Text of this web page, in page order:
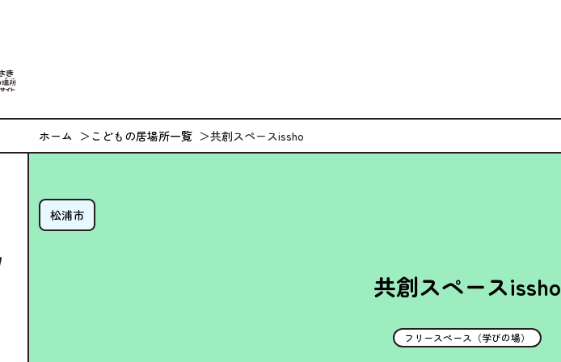
ホーム こどもの居場所一覧 共創スペースissho
松浦市
共創スペースissho
フリースペース（学びの場）